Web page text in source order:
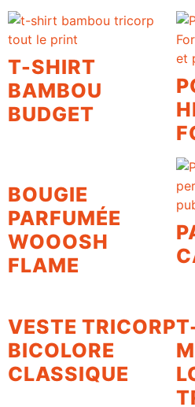
T-SHIRT
BAMBOU
BUDGET
BOUGIE
PARFUMÉE
WOOOSH
FLAME
VESTE TRICORP
BICOLORE
CLASSIQUE